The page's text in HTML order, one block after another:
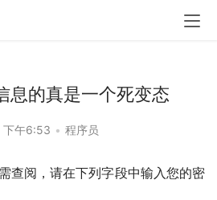
息的真是一个死变态
下午6:53 • 程序员
查阅，请在下列字段中输入您的密